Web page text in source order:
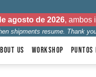
agosto de 2026, ambos
shipments resume. Thank
US WORKSHOP